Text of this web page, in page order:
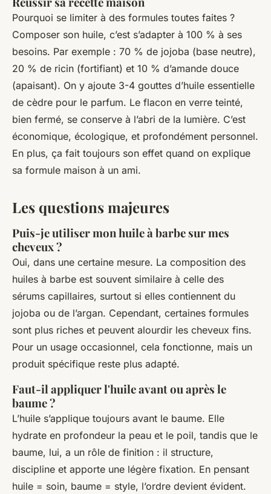
Pourquoi se limiter à des formules toutes faites ?
Composer son huile, c’est s’adapter à 100 % à ses
besoins. Par exemple : 70 % de jojoba (base neutre),
20 % de ricin (fortifiant) et 10 % d’amande douce
(apaisant). On y ajoute 3-4 gouttes d’huile essentielle
de cèdre pour le parfum. Le flacon en verre teinté,
bien fermé, se conserve à l’abri de la lumière. C’est
économique, écologique, et profondément personnel.
En plus, ça fait toujours son effet quand on explique
sa formule maison à un ami.
Les questions majeures
Puis-je utiliser mon huile à barbe sur mes
cheveux ?
Oui, dans une certaine mesure. La composition des
huiles à barbe est souvent similaire à celle des
sérums capillaires, surtout si elles contiennent du
jojoba ou de l’argan. Cependant, certaines formules
sont plus riches et peuvent alourdir les cheveux fins.
Pour un usage occasionnel, cela fonctionne, mais un
produit spécifique reste plus adapté.
Faut-il appliquer l'huile avant ou après le
baume ?
L’huile s’applique toujours avant le baume. Elle
hydrate en profondeur la peau et le poil, tandis que le
baume, lui, a un rôle de finition : il structure,
discipline et apporte une légère fixation. En pensant
huile = soin, baume = style, l’ordre devient évident.